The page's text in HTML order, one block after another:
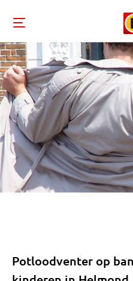
Potloodventer op